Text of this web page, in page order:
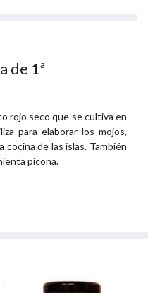
de 1ª
rojo seco que se cultiva en
para elaborar los mojos,
de las islas. También
picona.